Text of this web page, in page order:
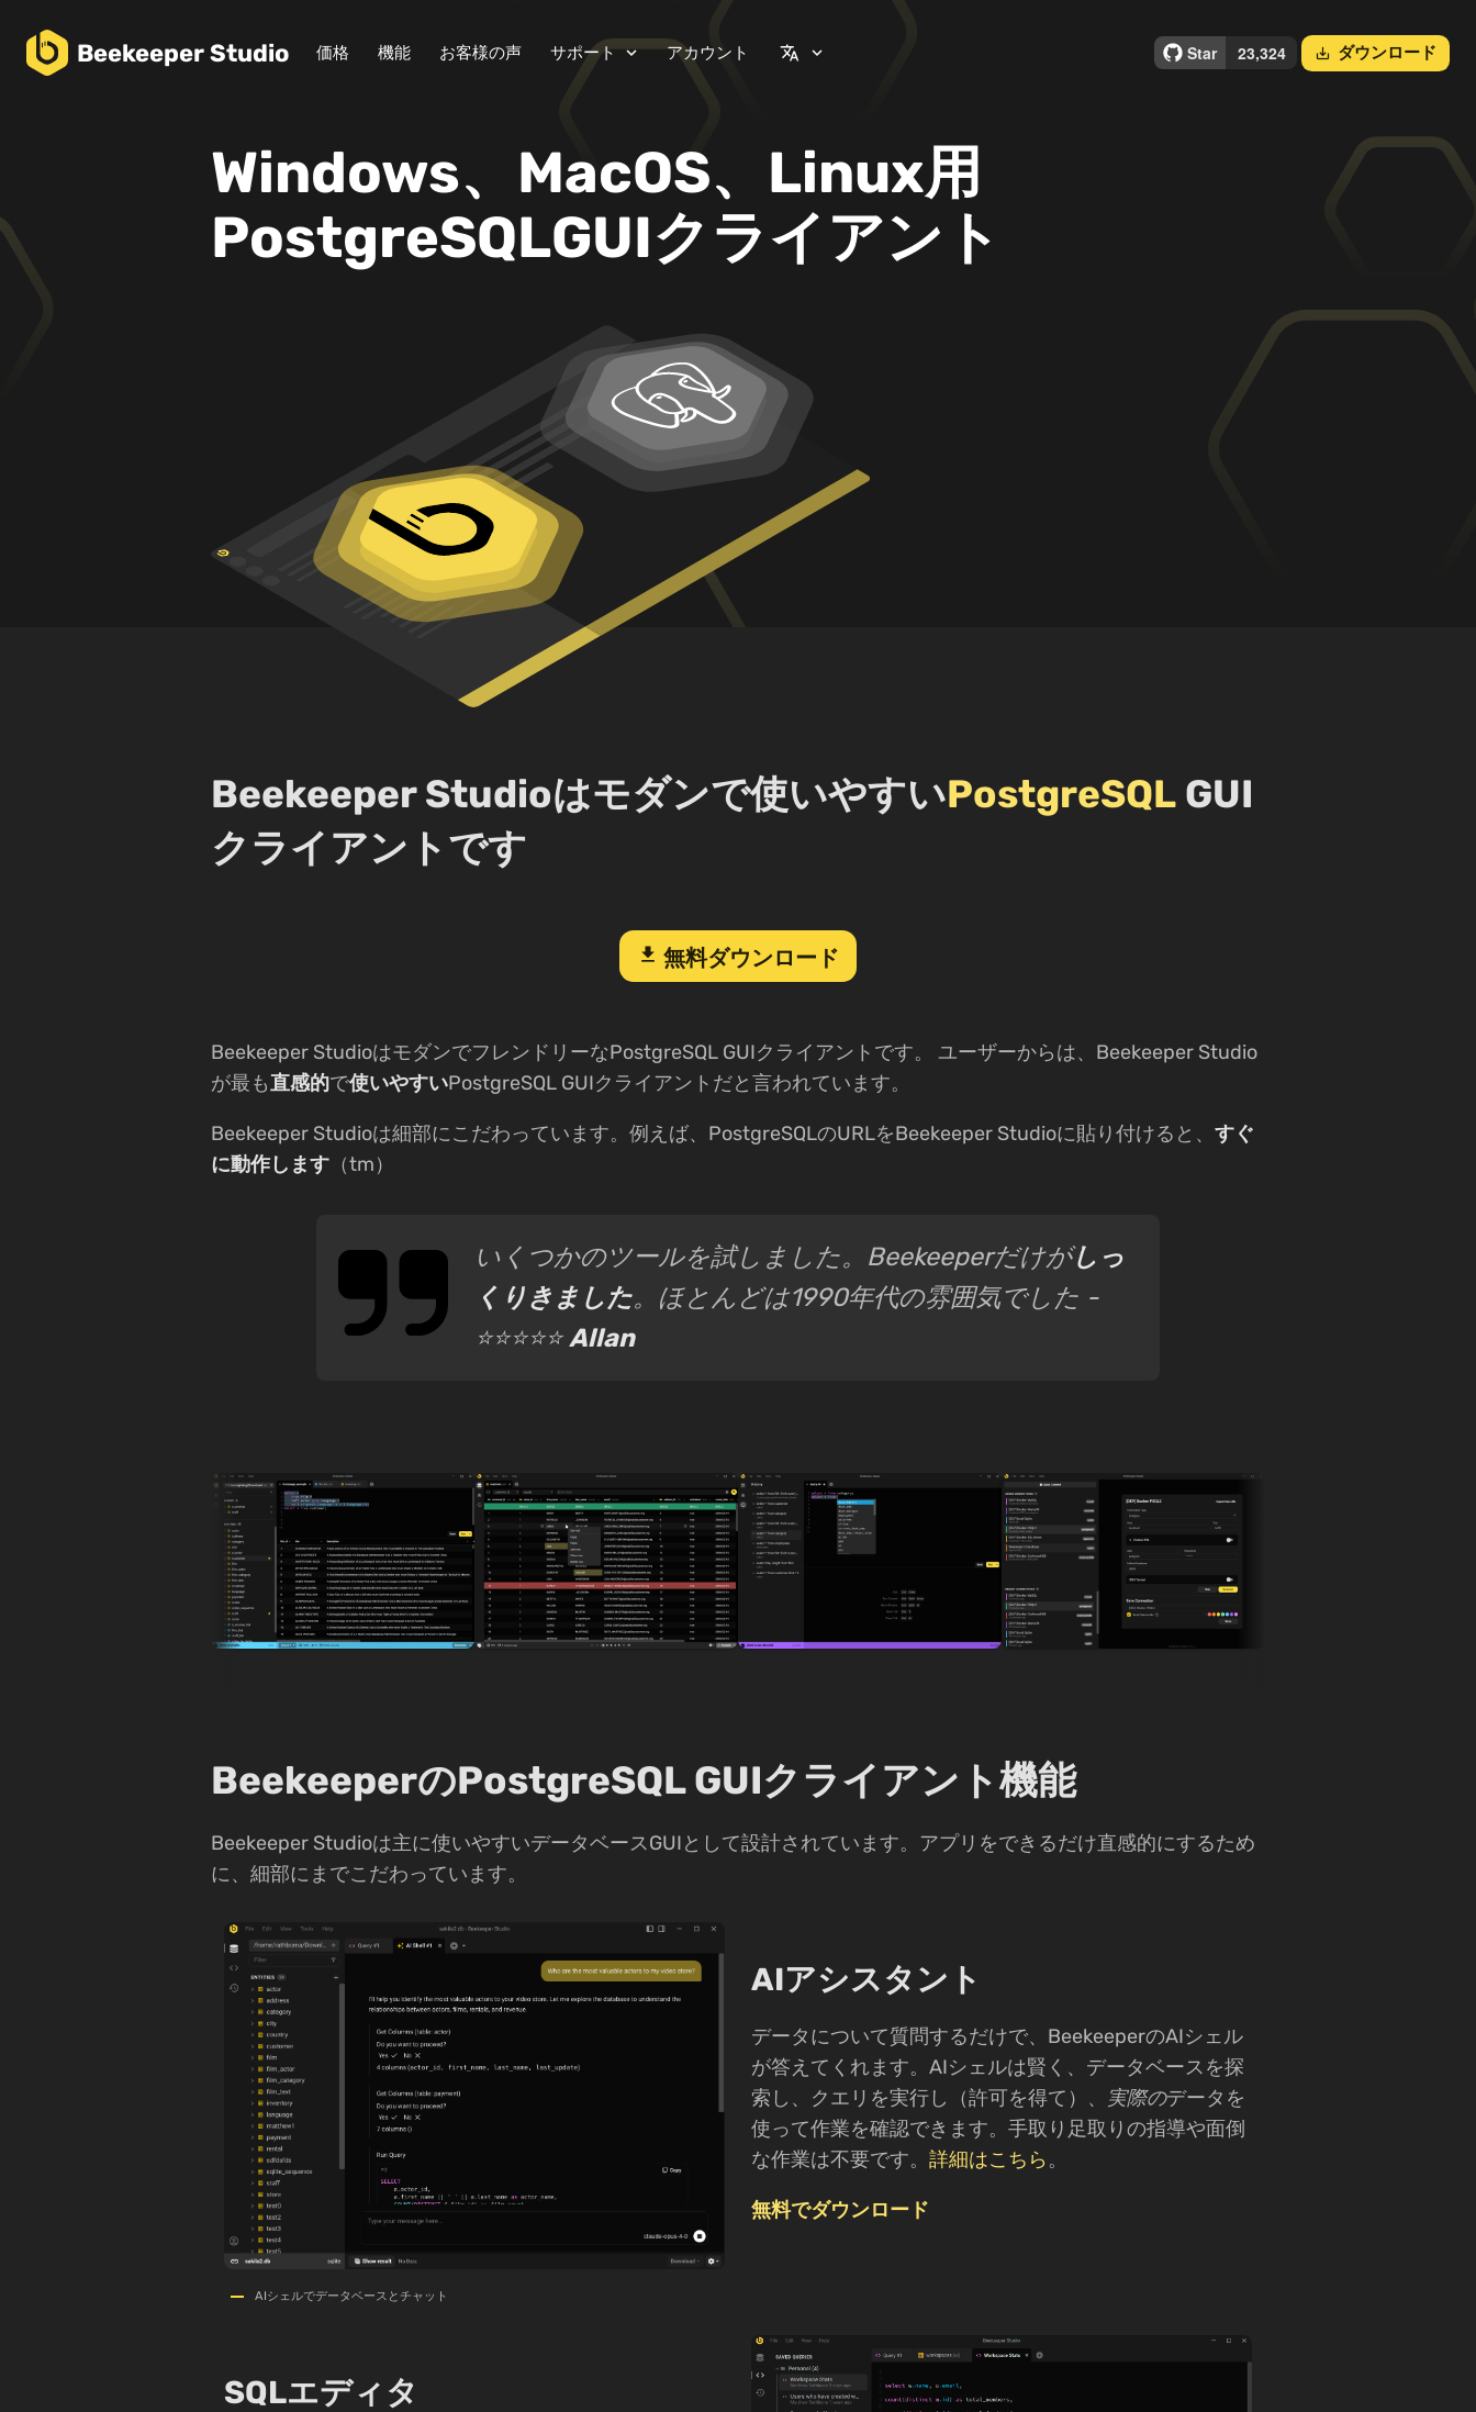
BeekeeperStudio 価格 機能 お客様の声 サポート expand_more アカウント translate expand_more save_alt ダウンロード
Windows、MacOS、Linux用
PostgreSQLGUIクライアント
Beekeeper Studioはモダンで使いやすいPostgreSQL GUI
クライアントです
download 無料ダウンロード
Beekeeper StudioはモダンでフレンドリーなPostgreSQL GUIクライアントです。 ユーザーからは、Beekeeper Studio
が最も直感的で使いやすいPostgreSQL GUIクライアントだと言われています。
Beekeeper Studioは細部にこだわっています。例えば、PostgreSQLのURLをBeekeeper Studioに貼り付けると、 すぐ
に動作します （tm）
いくつかのツールを試しました。Beekeeperだけがしっ
くりきました。ほとんどは1990年代の雰囲気でした -
⭐⭐⭐⭐⭐Allan
BeekeeperのPostgreSQL GUIクライアント機能
Beekeeper Studioは主に使いやすいデータベースGUIとして設計されています。アプリをできるだけ直感的にするため
に、細部にまでこだわっています。
AIアシスタント
データについて質問するだけで、BeekeeperのAIシェル
が答えてくれます。AIシェルは賢く、データベースを探
索し、クエリを実行し（許可を得て）、 実際のデータを
使って作業を確認できます。手取り足取りの指導や面倒
な作業は不要です。 詳細はこちら 。
無料でダウンロード
AIシェルでデータベースとチャット
SQLエディタ